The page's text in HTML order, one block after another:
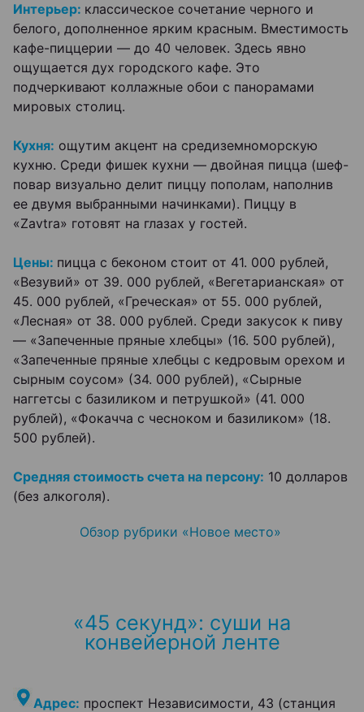
Интерьер: классическое сочетание черного и
белого, дополненное ярким красным. Вместимость
кафе-пиццерии — до 40 человек. Здесь явно
ощущается дух городского кафе. Это
подчеркивают коллажные обои с панорамами
мировых столиц.
Кухня: ощутим акцент на средиземноморскую
кухню. Среди фишек кухни — двойная пицца (шеф-
повар визуально делит пиццу пополам, наполнив
ее двумя выбранными начинками). Пиццу в
«Zavtra» готовят на глазах у гостей.
Цены: пицца с беконом стоит от 41. 000 рублей,
«Везувий» от 39. 000 рублей, «Вегетарианская» от
45. 000 рублей, «Греческая» от 55. 000 рублей,
«Лесная» от 38. 000 рублей. Среди закусок к пиву
— «Запеченные пряные хлебцы» (16. 500 рублей),
«Запеченные пряные хлебцы с кедровым орехом и
сырным соусом» (34. 000 рублей), «Сырные
наггетсы с базиликом и петрушкой» (41. 000
рублей), «Фокачча с чесноком и базиликом» (18.
500 рублей).
Средняя стоимость счета на персону: 10 долларов
(без алкоголя).
Обзор рубрики «Новое место»
«45 секунд»: суши на
конвейерной ленте
Адрес: проспект Независимости, 43 (станция